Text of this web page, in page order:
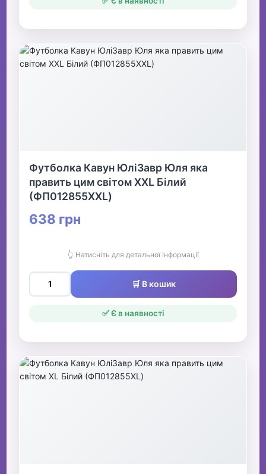
Футболка Кавун ЮліЗавр Юля яка
править цим світом XXL Білий
(ФП012855XXL)
638 грн
👆 Натисніть для детальної інформації
🛒 В кошик
✅ Є в наявності